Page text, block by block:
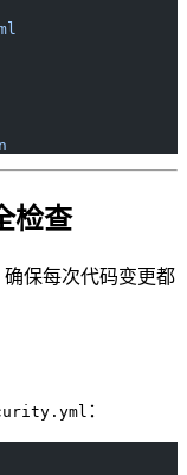
检查
确保每次代码变更都
：